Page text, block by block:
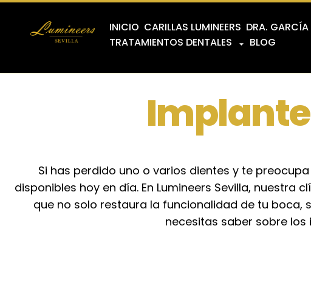
INICIO CARILLAS LUMINEERS DRA. GARCÍA
TRATAMIENTOS DENTALES
BLOG
Si has perdido uno o varios dientes y te
disponibles hoy en día. En Lumineers Sevilla,
que no solo restaura la funcionalidad de tu boca,
necesitas saber sobre